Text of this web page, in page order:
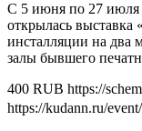
С 5 июня по 27 июля
открылась выставка
инсталляции на два
залы бывшего
400 RUB https://
https://kudann.ru/